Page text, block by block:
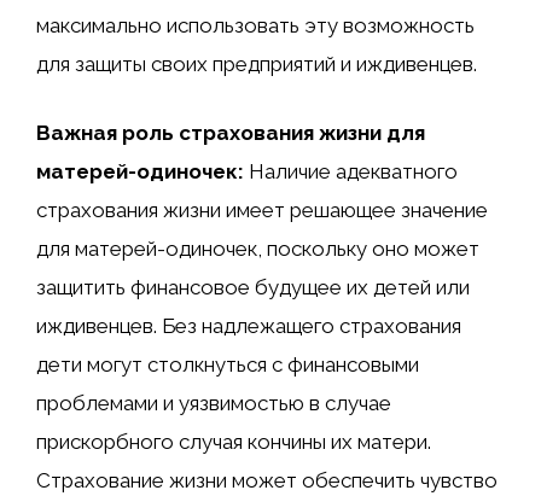
максимально использовать эту возможность
для защиты своих предприятий и иждивенцев.
Важная роль страхования жизни для
матерей-одиночек: Наличие адекватного
страхования жизни имеет решающее значение
для матерей-одиночек, поскольку оно может
защитить финансовое будущее их детей или
иждивенцев. Без надлежащего страхования
дети могут столкнуться с финансовыми
проблемами и уязвимостью в случае
прискорбного случая кончины их матери.
Страхование жизни может обеспечить чувство